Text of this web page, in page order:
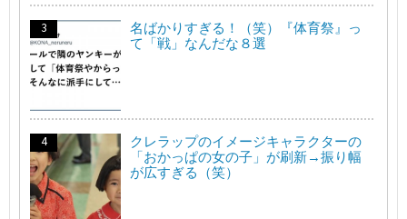
名ばかりすぎる！（笑）『体育祭』っ
て「戦」なんだな８選
クレラップのイメージキャラクターの
「おかっぱの女の子」が刷新→振り幅
が広すぎる（笑）